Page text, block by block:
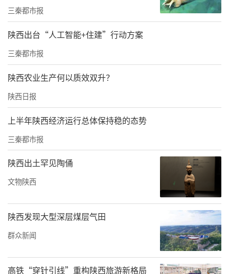
进山东省委会常委、烟台市委会主委曲荣君，
湖南省司法厅一级巡视员、民革湖南省委会副
主委傅莉娟，民进宝鸡市委会主委李文，民进
宝鸡市委会专职副主委兼秘书长黄卫红，民进
烟台市委会副主委，烟台高新区御花园老年养
护中心院长宋华西，民进烟台市委会秘书长孙
泓炜，蓬莱区委常委、统战部部长胡艳静，中
共蓬莱区委统战部常务副部长刘刚，民进烟台
市蓬莱区基层委主委，中商绿景集团董事长王
国平，民进烟台市委会办公室主任纪舒心，湖
南省监狱管理局副处长杨非非，湖南司法厅三
级调研员龙纯，湖南省监狱管理局四级调研员
黄晖，齐鲁工业大学（山东省科学院）基辅学
院副院长，民进齐鲁工业大学支部主委房泽
庆，齐鲁工业大学陶瓷与琉璃文化研究院院长
张云波，山东省委组织部原副部长兼省委老干
三秦都市报
陕西出台“人工智能+住建”行动方案
三秦都市报
陕西农业生产何以质效双升？
陕西日报
上半年陕西经济运行总体保持稳的态势
三秦都市报
陕西出土罕见陶俑
文物陕西
陕西发现大型深层煤层气田
群众新闻
高铁“穿针引线”重构陕西旅游新格局